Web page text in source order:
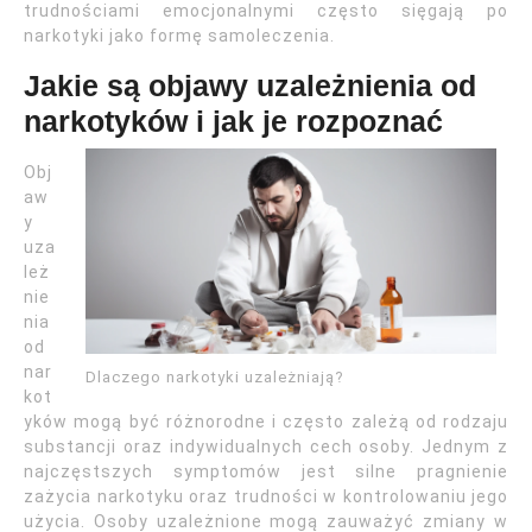
trudnościami emocjonalnymi często sięgają po
narkotyki jako formę samoleczenia.
Jakie są objawy uzależnienia od
narkotyków i jak je rozpoznać
Dlaczego narkotyki uzależniają?
Obj
aw
y
uza
leż
nie
nia
od
nar
kot
yków mogą być różnorodne i często zależą od rodzaju
substancji oraz indywidualnych cech osoby. Jednym z
najczęstszych symptomów jest silne pragnienie
zażycia narkotyku oraz trudności w kontrolowaniu jego
użycia. Osoby uzależnione mogą zauważyć zmiany w